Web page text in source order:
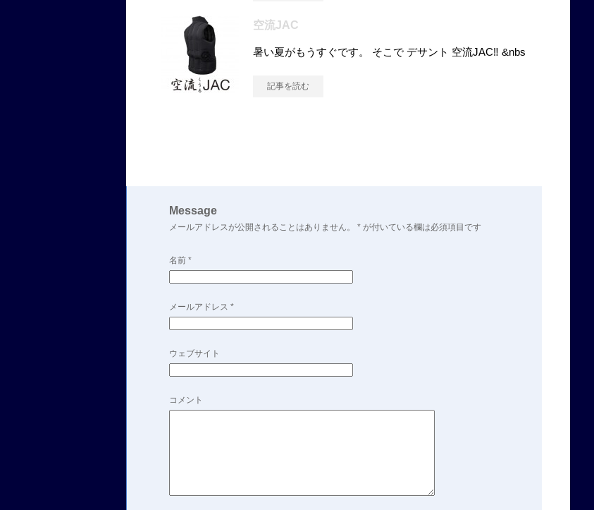
空流JAC
暑い夏がもうすぐです。 そこで デサント 空流JAC‼️ &nbs
記事を読む
Message
メールアドレスが公開されることはありません。 * が付いている欄は必須項目です
名前 *
メールアドレス *
ウェブサイト
コメント